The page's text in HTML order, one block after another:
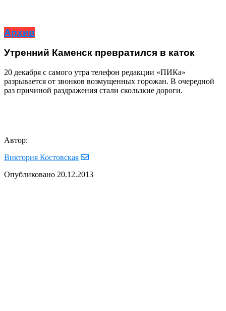
Архив
Утренний Каменск превратился в каток
20 декабря с самого утра телефон редакции «ПИКа»
разрывается от звонков возмущенных горожан. В очередной
раз причиной раздражения стали скользкие дороги.
Автор:
Виктория Костовская
Опубликовано 20.12.2013